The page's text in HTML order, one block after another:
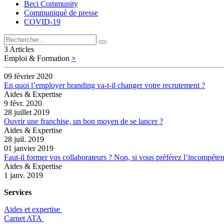
Beci Community
Communiqué de presse
COVID-19
3 Articles
Emploi & Formation ×
09 février 2020
En quoi l’employer branding va-t-il changer votre recrutement ?
Aides & Expertise
9 févr. 2020
28 juillet 2019
Ouvrir une franchise, un bon moyen de se lancer ?
Aides & Expertise
28 juil. 2019
01 janvier 2019
Faut-il former vos collaborateurs ? Non, si vous préférez
Aides & Expertise
1 janv. 2019
Services
Aides et expertise
​Carnet ATA